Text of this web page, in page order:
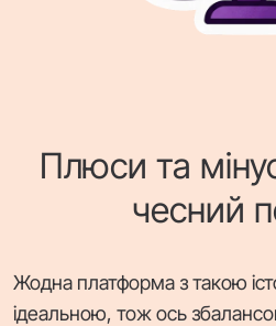
Плюси та
чесний
Жодна платформа з такою
ідеальною, тож ось